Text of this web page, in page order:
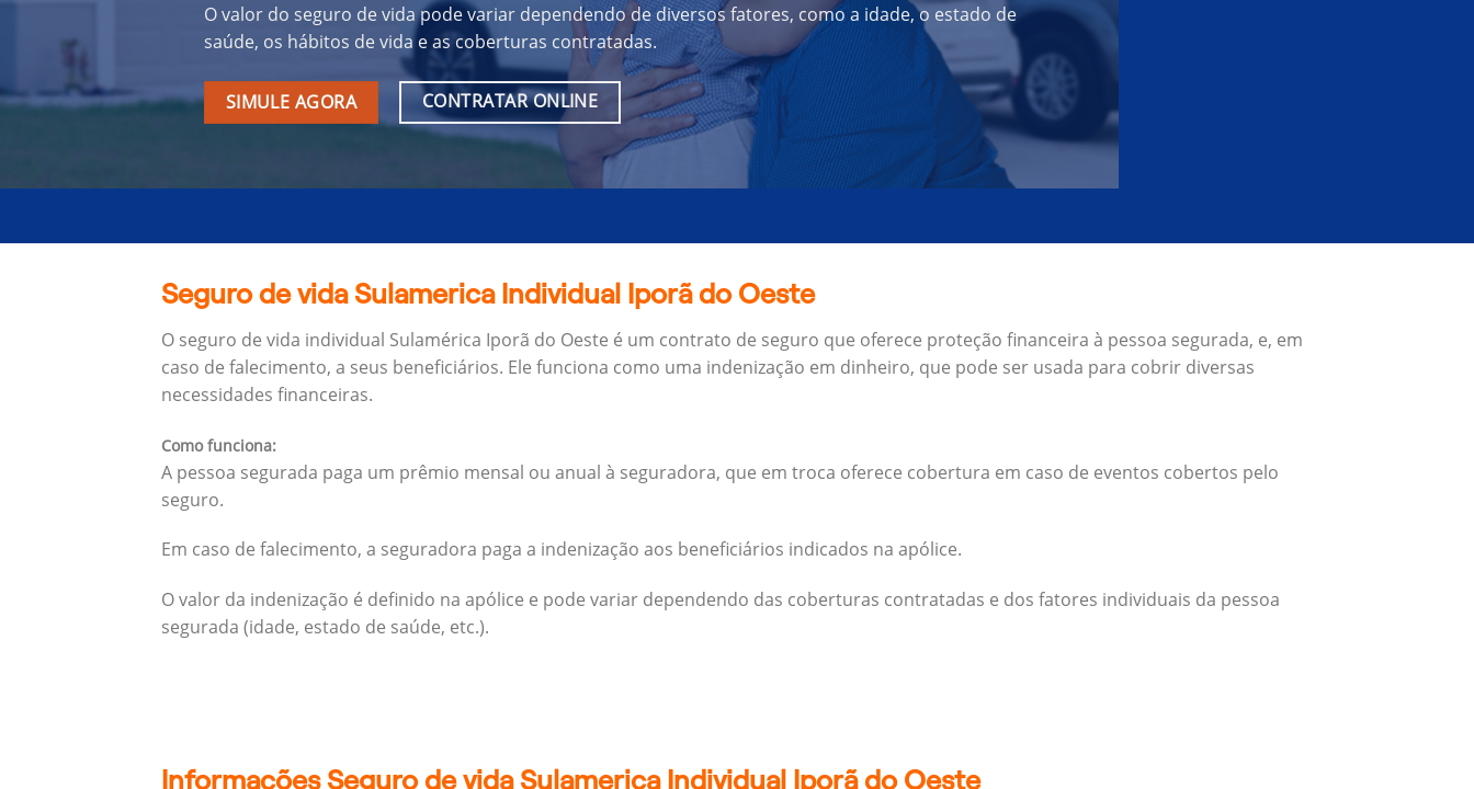
O valor do seguro de vida pode variar dependendo de diversos fatores, como a idade, o estado de
saúde, os hábitos de vida e as coberturas contratadas.
SIMULE AGORA CONTRATAR ONLINE
Seguro de vida Sulamerica Individual Iporã do Oeste
O seguro de vida individual Sulamérica Iporã do Oeste é um contrato de seguro que oferece proteção financeira à pessoa segurada, e, em
caso de falecimento, a seus beneficiários. Ele funciona como uma indenização em dinheiro, que pode ser usada para cobrir diversas
necessidades financeiras.
Como funciona:
A pessoa segurada paga um prêmio mensal ou anual à seguradora, que em troca oferece cobertura em caso de eventos cobertos pelo
seguro.
Em caso de falecimento, a seguradora paga a indenização aos beneficiários indicados na apólice.
O valor da indenização é definido na apólice e pode variar dependendo das coberturas contratadas e dos fatores individuais da pessoa
segurada (idade, estado de saúde, etc.).
Informações Seguro de vida Sulamerica Individual Iporã do Oeste